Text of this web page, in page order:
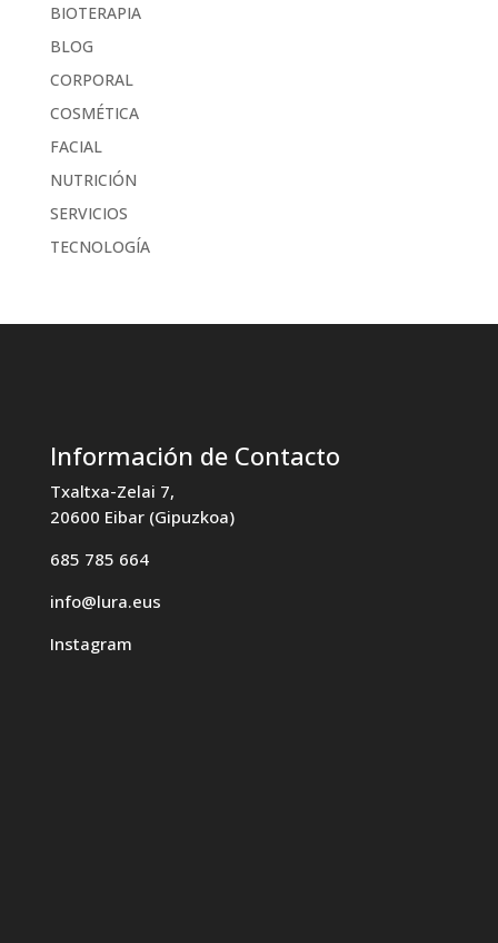
BIOTERAPIA
BLOG
CORPORAL
COSMÉTICA
FACIAL
NUTRICIÓN
SERVICIOS
TECNOLOGÍA
Información de Contacto
Txaltxa-Zelai 7,
20600 Eibar (Gipuzkoa)
685 785 664
info@lura.eus
Instagram